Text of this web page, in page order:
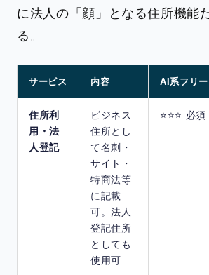
に法人の「顔」となる住所機能
る。
サービス 内容 AI系フリ
住所利
用・法
人登記
ビジネス
住所とし
て名刺・
サイト・
特商法等
に記載
可。法人
登記住所
としても
使用可
⭐⭐⭐ 必須